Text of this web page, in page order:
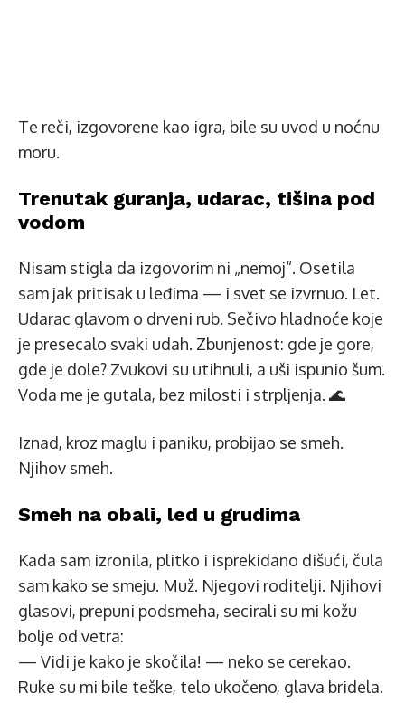
Te reči, izgovorene kao igra, bile su uvod u noćnu
moru.
Trenutak guranja, udarac, tišina pod
vodom
Nisam stigla da izgovorim ni „nemoj“. Osetila
sam jak pritisak u leđima — i svet se izvrnuo. Let.
Udarac glavom o drveni rub. Sečivo hladnoće koje
je presecalo svaki udah. Zbunjenost: gde je gore,
gde je dole? Zvukovi su utihnuli, a uši ispunio šum.
Voda me je gutala, bez milosti i strpljenja. 🌊
Iznad, kroz maglu i paniku, probijao se smeh.
Njihov smeh.
Smeh na obali, led u grudima
Kada sam izronila, plitko i isprekidano dišući, čula
sam kako se smeju. Muž. Njegovi roditelji. Njihovi
glasovi, prepuni podsmeha, secirali su mi kožu
bolje od vetra:
— Vidi je kako je skočila! — neko se cerekao.
Ruke su mi bile teške, telo ukočeno, glava bridela.